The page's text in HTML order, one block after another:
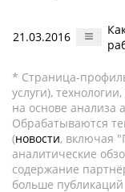
21.03.2016
* Страница-
услуги),
на основе анализа
Обрабатываются
(новости, включая
аналитические
содержание
больше